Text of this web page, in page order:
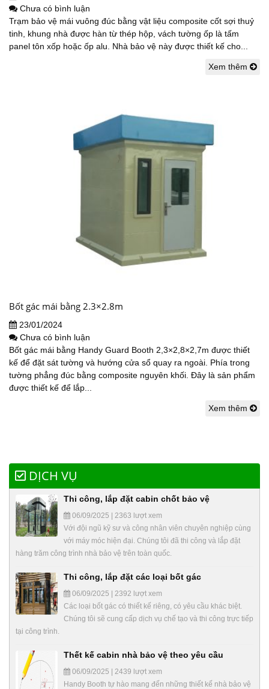
Chưa có bình luận
Trạm bảo vệ mái vuông đúc bằng vật liệu composite cốt sợi thuỷ
tinh, khung nhà được hàn từ thép hộp, vách tường ốp là tấm
panel tôn xốp hoặc ốp alu. Nhà bảo vệ này được thiết kế cho...
Xem thêm
Bốt gác mái bằng 2.3×2.8m
23/01/2024
Chưa có bình luận
Bốt gác mái bằng Handy Guard Booth 2,3×2,8×2,7m được thiết
kế để đặt sát tường và hướng cửa sổ quay ra ngoài. Phía trong
tường phẳng đúc bằng composite nguyên khối. Đây là sản phẩm
được thiết kế để lắp...
Xem thêm
DỊCH VỤ
Thi công, lắp đặt cabin chốt bảo vệ
06/09/2025 | 2363 lượt xem
Với đội ngũ kỹ sư và công nhân viên chuyên nghiệp cùng
với máy móc hiện đại. Chúng tôi đã thi công và lắp đặt
hàng trăm công trình nhà bảo vệ trên toàn quốc.
Thi công, lắp đặt các loại bốt gác
06/09/2025 | 2392 lượt xem
Các loại bốt gác có thiết kế riêng, có yêu cầu khác biệt.
Chúng tôi sẽ cung cấp dịch vụ chế tạo và thi công trực tiếp
tại công trình.
Thết kế cabin nhà bảo vệ theo yêu cầu
06/09/2025 | 2439 lượt xem
Handy Booth tự hào mang đến những thiết kế nhà bảo vệ